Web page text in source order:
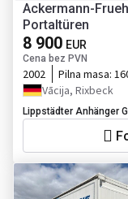
Ackermann-
Portaltüren
8 900 EUR
Cena bez PVN
2002 Pilna masa:
Vācija, Rixbeck
Lippstädter Anhänger